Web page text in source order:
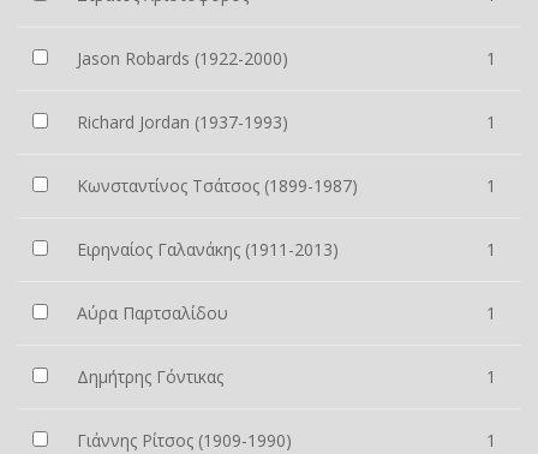
Jason Robards (1922-2000) 1
Richard Jordan (1937-1993) 1
Κωνσταντίνος Τσάτσος (1899-1987) 1
Ειρηναίος Γαλανάκης (1911-2013) 1
Αύρα Παρτσαλίδου 1
Δημήτρης Γόντικας 1
Γιάννης Ρίτσος (1909-1990) 1